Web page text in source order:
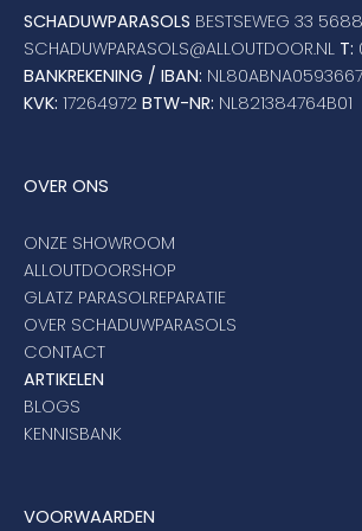
SCHADUWPARASOLS BESTSEWEG 33
SCHADUWPARASOLS@ALLOUTDOOR.NL T:
BANKREKENING / IBAN:
KVK: 17264972 BTW-NR: NL821384764B01
OVER ONS
ONZE SHOWROOM
ALLOUTDOORSHOP
GLATZ PARASOLREPARATIE
OVER SCHADUWPARASOLS
CONTACT
ARTIKELEN
BLOGS
KENNISBANK
VOORWAARDEN